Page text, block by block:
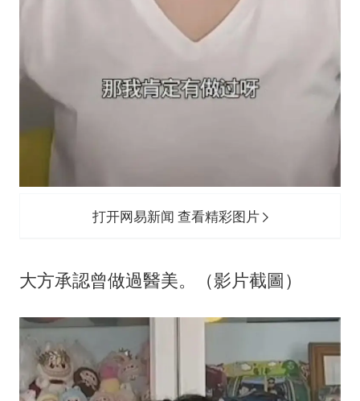
打开网易新闻 查看精彩图片
大方承認曾做過醫美。（影片截圖）